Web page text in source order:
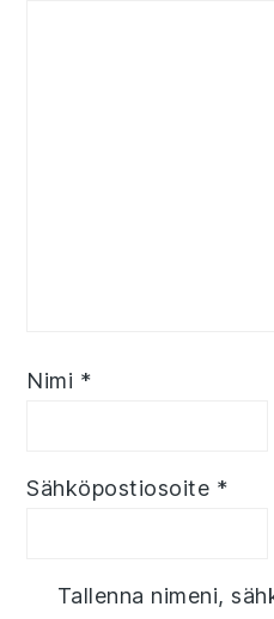
Nimi *
Sähköpostiosoite *
Tallenna nimeni,